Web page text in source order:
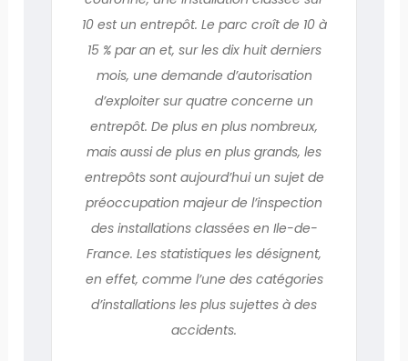
10 est un entrepôt. Le parc croît de 10 à
15 % par an et, sur les dix huit derniers
mois, une demande d’autorisation
d’exploiter sur quatre concerne un
entrepôt. De plus en plus nombreux,
mais aussi de plus en plus grands, les
entrepôts sont aujourd’hui un sujet de
préoccupation majeur de l’inspection
des installations classées en Ile-de-
France. Les statistiques les désignent,
en effet, comme l’une des catégories
d’installations les plus sujettes à des
accidents.